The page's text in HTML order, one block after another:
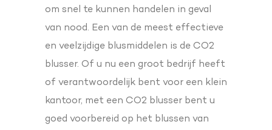
om snel te kunnen handelen in geval
van nood. Een van de meest effectieve
en veelzijdige blusmiddelen is de CO2
blusser. Of u nu een groot bedrijf heeft
of verantwoordelijk bent voor een klein
kantoor, met een CO2 blusser bent u
goed voorbereid op het blussen van